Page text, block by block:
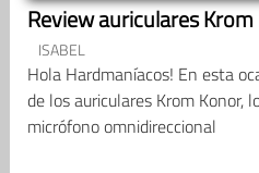
Review auriculares
ISABEL
Hola Hardmaníacos! En esta
de los auriculares Krom Konor,
micrófono omnidireccional